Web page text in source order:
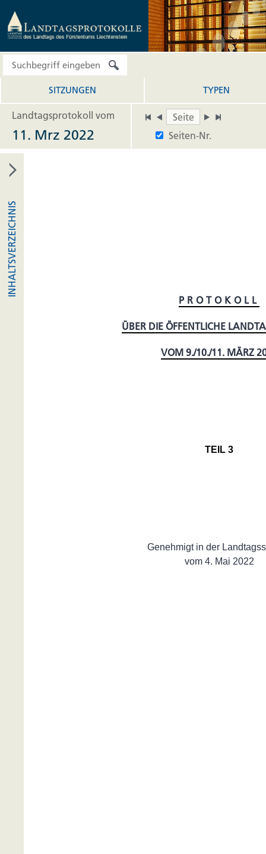
SITZUNGEN TYPEN
Landtagsprotokoll vom
Seiten-Nr.
11. Mrz 2022
INHALTSVERZEICHNIS
PROTOKOLL
ÜBER DIE ÖFFENTLICHE
VOM 9./10./11. MÄRZ
TEIL 3
Genehmigt in der
vom 4. Mai 2022